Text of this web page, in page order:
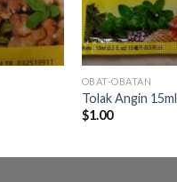
OBAT-OBATAN
Tolak Angin 15ml
$1.00